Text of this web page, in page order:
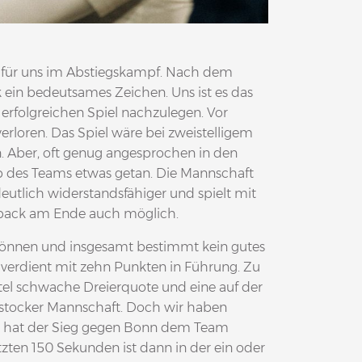
uns im Abstiegskampf. Nach dem
bedeutsames Zeichen. Uns ist es das
Spiel nachzulegen. Vor
Das Spiel wäre bei zweistelligem
oft genug angesprochen in den
Teams etwas getan. Die Mannschaft
widerstandsfähiger und spielt mit
am Ende auch möglich.
und insgesamt bestimmt kein gutes
mit zehn Punkten in Führung. Zu
schwache Dreierquote und eine auf der
Mannschaft. Doch wir haben
der Sieg gegen Bonn dem Team
150 Sekunden ist dann in der ein oder